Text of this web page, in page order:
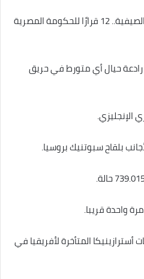
أبرزهم العودة للعمل بالمواعيد الصيفية.. 12 قرارًا للحكومة المصرية
رادعة حيال أي متورط في حريق
الإنجليزي.
بلقاح سبوتنيك بروسيا.
واحدة قريبا.
المتأخرة لأفريقيا في